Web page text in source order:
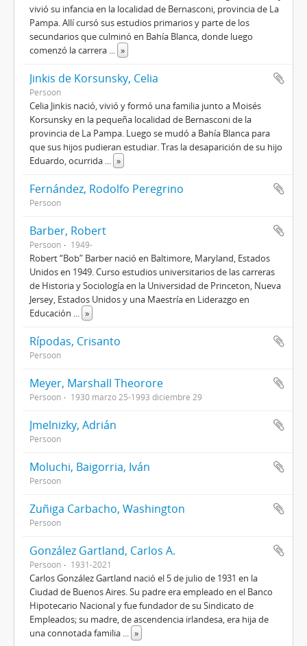
vivió su infancia en la localidad de Bernasconi, provincia de La
Pampa. Allí cursó sus estudios primarios y parte de los
secundarios que culminó en Bahía Blanca, donde luego
comenzó la carrera ... »
Jinkis de Korsunsky, Celia
Persoon
Celia Jinkis nació, vivió y formó una familia junto a Moisés
Korsunsky en la pequeña localidad de Bernasconi de la
provincia de La Pampa. Luego se mudó a Bahía Blanca para
que sus hijos pudieran estudiar. Tras la desaparición de su hijo
Eduardo, ocurrida ... »
Fernández, Rodolfo Peregrino
Persoon
Barber, Robert
Persoon 1949-
Robert “Bob” Barber nació en Baltimore, Maryland, Estados
Unidos en 1949. Curso estudios universitarios de las carreras
de Historia y Sociología en la Universidad de Princeton, Nueva
Jersey, Estados Unidos y una Maestría en Liderazgo en
Educación ... »
Rípodas, Crisanto
Persoon
Meyer, Marshall Theorore
Persoon 1930 marzo 25-1993 diciembre 29
Jmelnizky, Adrián
Persoon
Moluchi, Baigorria, Iván
Persoon
Zuñiga Carbacho, Washington
Persoon
González Gartland, Carlos A.
Persoon 1931-2021
Carlos González Gartland nació el 5 de julio de 1931 en la
Ciudad de Buenos Aires. Su padre era empleado en el Banco
Hipotecario Nacional y fue fundador de su Sindicato de
Empleados; su madre, de ascendencia irlandesa, era hija de
una connotada familia ... »